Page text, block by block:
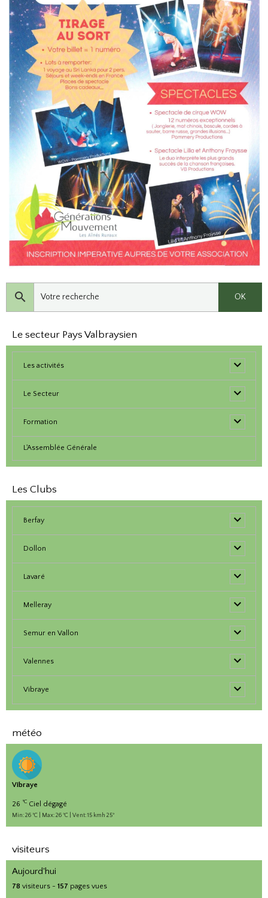
OK
Le secteur Pays Valbraysien
Les activités
Le Secteur
Formation
L'Assemblée Générale
Les Clubs
Berfay
Dollon
Lavaré
Melleray
Semur en Vallon
Valennes
Vibraye
météo
Vibraye
26 °C Ciel dégagé
Min: 26 °C | Max: 26 °C | Vent: 15 kmh 25°
visiteurs
Aujourd'hui
78 visiteurs - 157 pages vues